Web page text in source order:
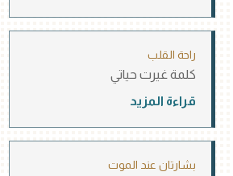
راحة القلب
كلمة غيرت حياتي
قراءة المزيد
بشارتان عند الموت